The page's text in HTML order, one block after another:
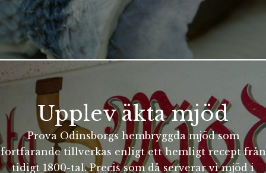
Upplev äkta mjöd
Prova Odinsborgs hembryggda mjöd som
fortfarande tillverkas enligt ett hemligt recept från
tidigt 1800-tal. Precis som då serverar vi mjöd i